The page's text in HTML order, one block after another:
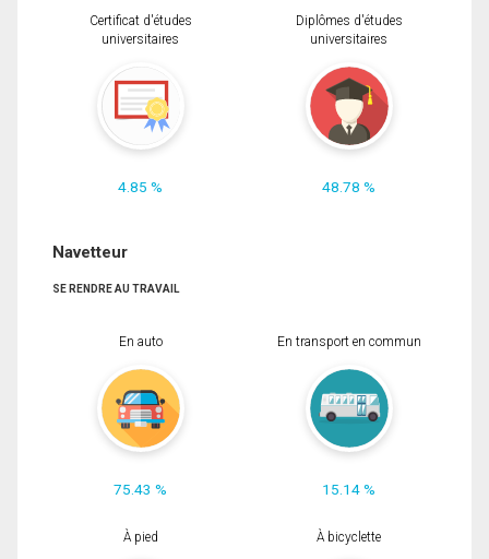
Certificat d'études
universitaires
4.85 %
Diplômes d'études
universitaires
48.78 %
Navetteur
SE RENDRE AU TRAVAIL
En auto
75.43 %
En transport en commun
15.14 %
À pied À bicyclette